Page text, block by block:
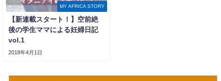
MY AFRICA STORY
【新連載スタート！】空前絶
後の学生ママによる妊婦日記
vol.1
2018年4月1日